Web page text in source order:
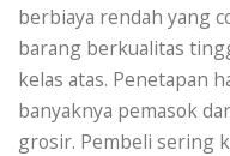
berbiaya rendah yang
barang berkualitas
kelas atas. Penetapan
banyaknya pemasok
grosir. Pembeli sering